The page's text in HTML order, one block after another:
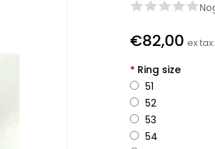
€82,00 ex
* Ring size
51
52
53
54